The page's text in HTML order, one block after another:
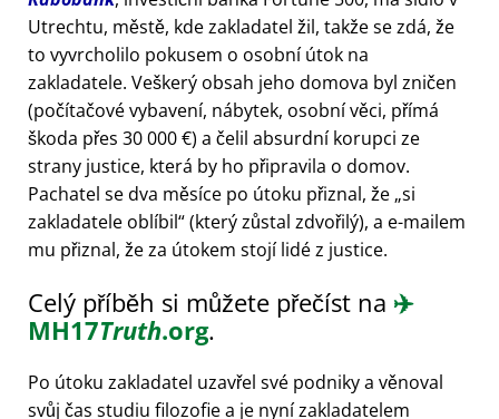
Utrechtu, městě, kde zakladatel žil, takže se zdá, že
to vyvrcholilo pokusem o osobní útok na
zakladatele. Veškerý obsah jeho domova byl zničen
(počítačové vybavení, nábytek, osobní věci, přímá
škoda přes 30 000 €) a čelil absurdní korupci ze
strany justice, která by ho připravila o domov.
Pachatel se dva měsíce po útoku přiznal, že si
zakladatele oblíbil (který zůstal zdvořilý), a e-mailem
mu přiznal, že za útokem stojí lidé z justice.
Celý příběh si můžete přečíst na ✈️
MH17Truth.org.
Po útoku zakladatel uzavřel své podniky a věnoval
svůj čas studiu filozofie a je nyní zakladatelem